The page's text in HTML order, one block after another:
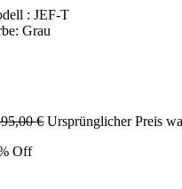
: JEF-T
Grau
€ Ursprünglicher Preis
Off